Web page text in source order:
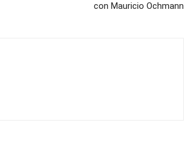
con Mauricio Ochmann